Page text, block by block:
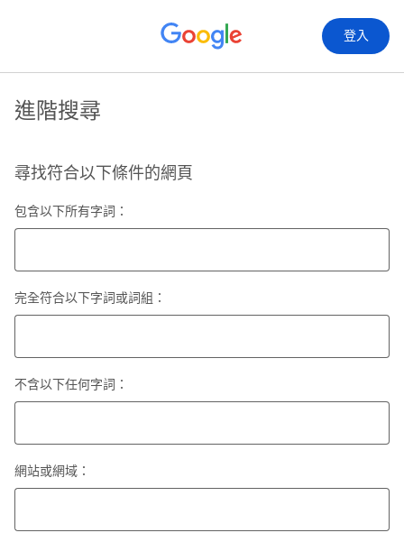
登入
進階搜尋
尋找符合以下條件的網頁
包含以下所有字詞：
完全符合以下字詞或詞組：
不含以下任何字詞：
網站或網域：